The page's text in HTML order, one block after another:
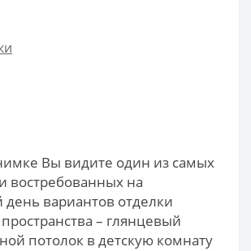
Вы видите один из самых
востребованных на
вариантов отделки
– глянцевый
потолок в детскую комнату